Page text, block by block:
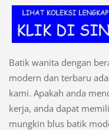
Batik wanita dengan
modern dan terbaru
kami. Apakah anda
kerja, anda dapat
mungkin blus batik